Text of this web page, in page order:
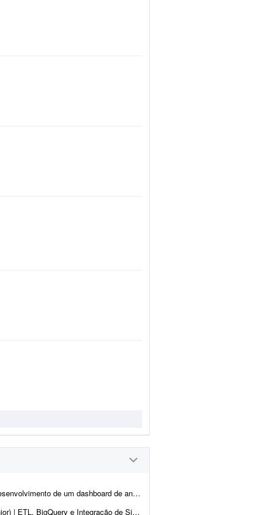
de certos produtos na América do Sul. Meu conhecime...
## Sobre o projeto Buscamos um profissional, nível Ple...